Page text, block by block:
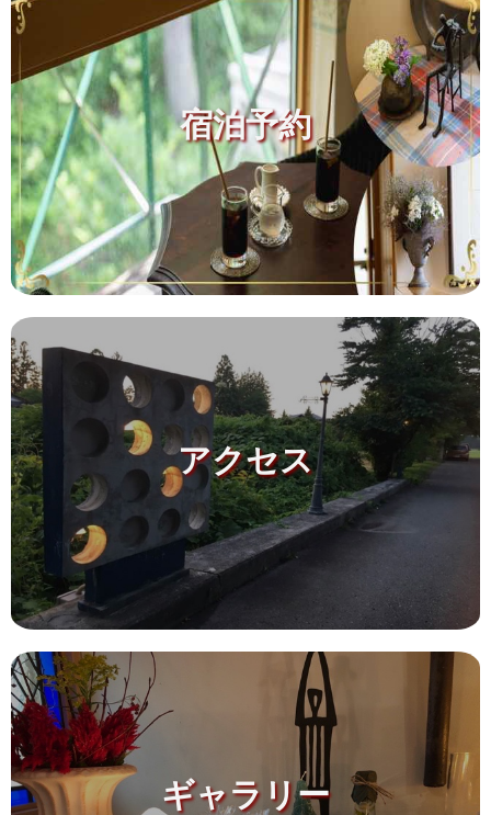
宿泊予約
アクセス
ギャラリー